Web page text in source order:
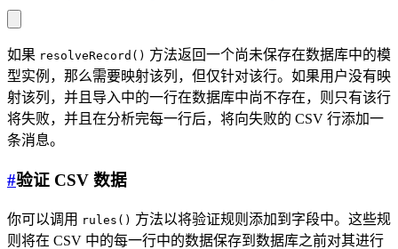
如果 resolveRecord() 方法返回一个尚未保存在数据库中的模
型实例，那么需要映射该列，但仅针对该行。如果用户没有映
射该列，并且导入中的一行在数据库中尚不存在，则只有该行
将失败，并且在分析完每一行后，将向失败的 CSV 行添加一
条消息。
#验证 CSV 数据
你可以调用 rules() 方法以将验证规则添加到字段中。这些规
则将在 CSV 中的每一行中的数据保存到数据库之前对其进行